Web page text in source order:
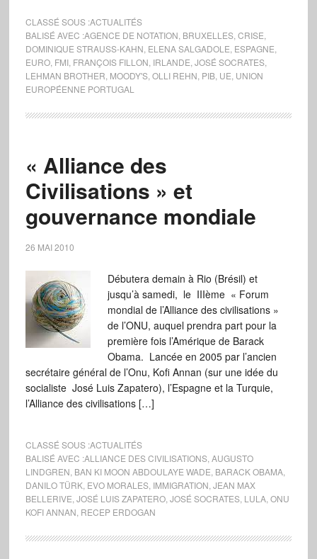
CLASSÉ SOUS :ACTUALITÉS
BALISÉ AVEC :AGENCE DE NOTATION BRUXELLES, CRISE
DOMINIQUE STRAUSS-KAHN ELENA SALGADOLE ESPAGNE
EURO, FMI, FRANÇOIS FILLON IRLANDE JOSÉ SOCRATES,
LEHMAN BROTHER MOODY'S, OLLI REHN PIB, UE UNION
EUROPÉENNE PORTUGAL
« Alliance des
Civilisations » et
gouvernance mondiale
26 MAI 2010
Débutera demain à Rio (Brésil) et
jusqu’à samedi, le IIIème « Forum
mondial de l’Alliance des civilisations »
de l’ONU, auquel prendra part pour la
première fois l’Amérique de Barack
Obama. Lancée en 2005 par l’ancien
secrétaire général de l’Onu, Kofi Annan (sur une idée du
socialiste José Luis Zapatero), l’Espagne et la Turquie,
l’Alliance des civilisations […]
CLASSÉ SOUS :ACTUALITÉS
BALISÉ AVEC :ALLIANCE DES CIVILISATIONS, AUGUSTO
LINDGREN BAN KI MOON ABDOULAYE WADE BARACK OBAMA,
DANILO TÜRK, EVO MORALES, IMMIGRATION JEAN MAX
BELLERIVE JOSÉ LUIS ZAPATERO, JOSÉ SOCRATES, LULA, ONU
KOFI ANNAN RECEP ERDOGAN